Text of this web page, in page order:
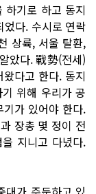
하기로 하고 동지
었다. 수시로 연락
상륙, 서울 탈환,
았다. 戰勢(전세)
다고 한다. 동지
위해 우리가 공
가 있어야 한다.
장총 몇 정이 전
지니고 다녔다.